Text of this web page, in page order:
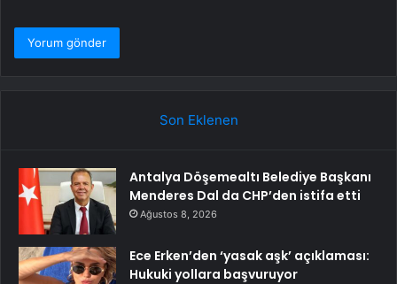
Son Eklenen
Antalya Döşemealtı Belediye Başkanı
Menderes Dal da CHP’den istifa etti
Ağustos 8, 2026
Ece Erken’den ‘yasak aşk’ açıklaması:
Hukuki yollara başvuruyor